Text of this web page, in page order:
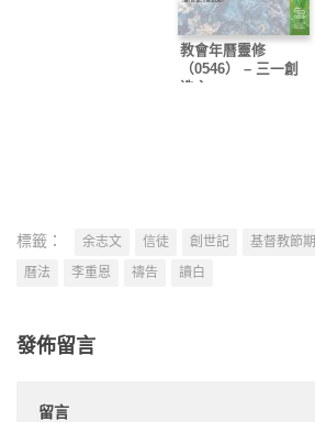
教會年曆靈修
（0546） – 三一創
造主
標籤： 余志文 信徒 創世記 基督教節期
曆法
李重恩 禱告 讀白
發佈留言
留言